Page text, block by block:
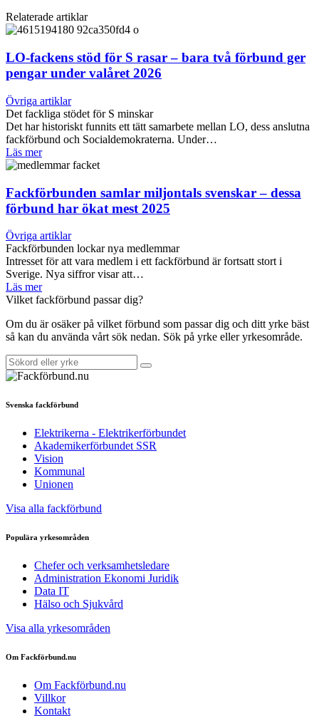
Relaterade artiklar
LO-fackens stöd för S rasar – bara två förbund ger
pengar under valåret 2026
Övriga artiklar
Det fackliga stödet för S minskar
Det har historiskt funnits ett tätt samarbete mellan LO, dess anslutna
fackförbund och Socialdemokraterna. Under…
Läs mer
Fackförbunden samlar miljontals svenskar – dessa
förbund har ökat mest 2025
Övriga artiklar
Fackförbunden lockar nya medlemmar
Intresset för att vara medlem i ett fackförbund är fortsatt stort i
Sverige. Nya siffror visar att…
Läs mer
Vilket fackförbund passar dig?
Om du är osäker på vilket förbund som passar dig och ditt yrke bäst
så kan du använda vårt sök nedan. Sök på yrke eller yrkesområde.
Svenska fackförbund
Elektrikerna - Elektrikerförbundet
Akademikerförbundet SSR
Vision
Kommunal
Unionen
Visa alla fackförbund
Populära yrkesområden
Chefer och verksamhetsledare
Administration Ekonomi Juridik
Data IT
Hälso och Sjukvård
Visa alla yrkesområden
Om Fackförbund.nu
Om Fackförbund.nu
Villkor
Kontakt